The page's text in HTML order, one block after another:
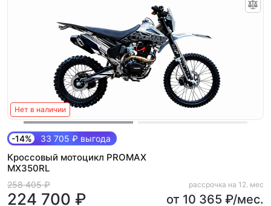
Нет в наличии
-14% 33 705 ₽ выгода
Кроссовый мотоцикл PROMAX
MX350RL
258 405 ₽
224 700 ₽
рассрочка на 12. мес
от 10 365 ₽/мес.